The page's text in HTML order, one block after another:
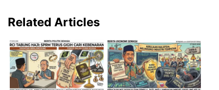
Related Articles